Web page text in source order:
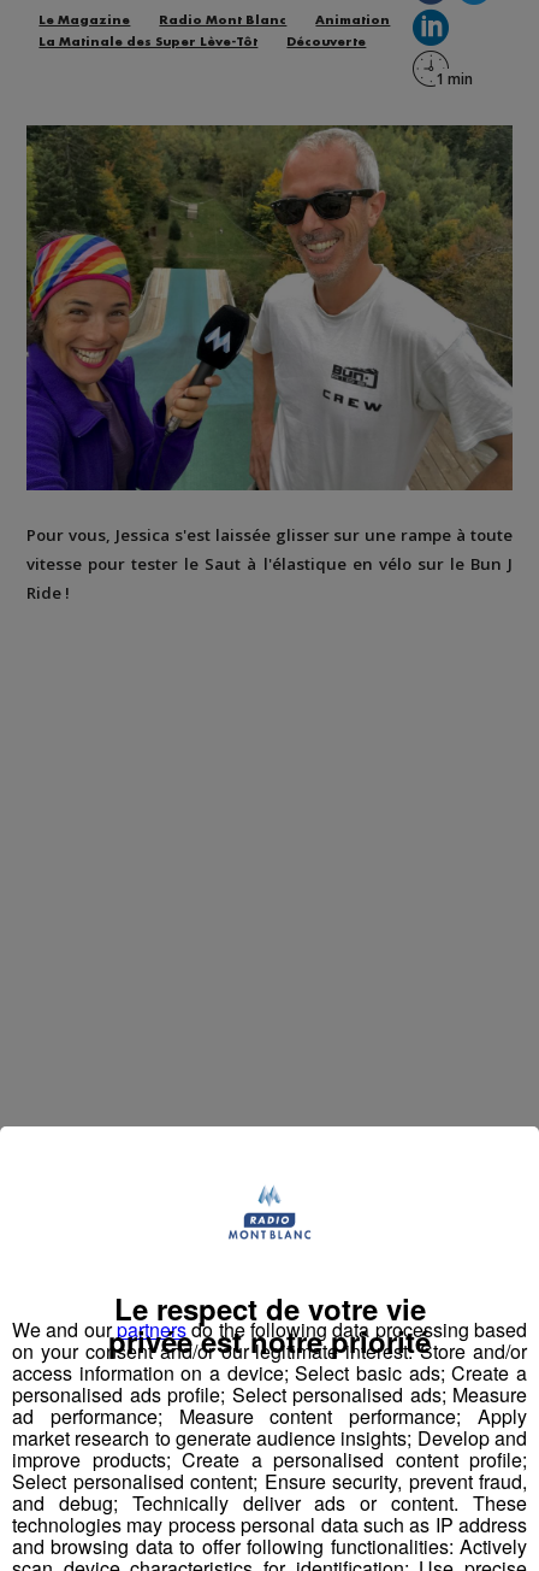
Le Magazine Radio Mont Blanc
Animation
La Matinale des Super Lève-Tôt
Découverte
Pour vous, Jessica s'est laissée glisser sur une rampe à toute
vitesse pour tester le Saut à l'élastique en vélo sur le Bun J
Ride !
Jean-François Michelin est un
commencé par travailler en station de skis. Il a ensuite
Hackett, en Normandie, à Bali et en Nouvelle Zélande,
avec plus de70 000 sautsà son actif. Il a eu l'idée d'un
tremplin de saut à l'élastiquerévolutionnaire en 2008
et a créé leBun J Rideen 2009.
Bun JQuoi ?
Le nomBun J Rideest inspiré de la prononciation
anglaise dusaut à l'élastique("bungee" ou "bungy")
auquel s'ajoute le "ride" du mouvement et de la liberté,
avec au milieu le "J" de Jeff, son inventeur.
We and ourpartnersdo the following data processing based
on your consent and/or our legitimate interest: Store and/or
access information on a device; Select basic ads; Create a
personalised ads profile; Select personalised ads; Measure
ad performance; Measure content performance; Apply
market research to generate audience insights; Develop and
improve products; Create a personalised content profile;
Select personalised content; Ensure security, prevent fraud,
and debug; Technically deliver ads or content. These
technologies may process personal data such as IP address
and browsing data to offer following functionalities: Actively
Le respect de votre vie
privée est notre priorité